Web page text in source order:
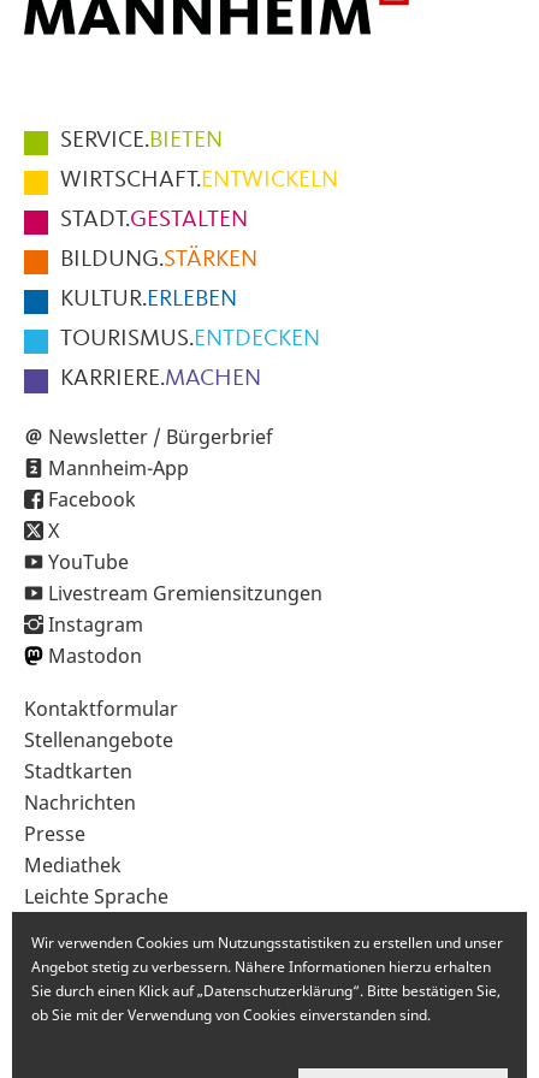
Hauptmenüpunkte
im
Fußbereich
der
Seite
SERVICE.BIETEN
WIRTSCHAFT.ENTWICKELN
STADT.GESTALTEN
BILDUNG.STÄRKEN
KULTUR.ERLEBEN
TOURISMUS.ENTDECKEN
KARRIERE.MACHEN
Newsletter / Bürgerbrief
Mannheim-App
Facebook
X
YouTube
Livestream Gremiensitzungen
Instagram
Mastodon
Sekundärnavigation
im
Fußbereich
Kontaktformular
Stellenangebote
Stadtkarten
Nachrichten
Presse
Mediathek
Leichte Sprache
Wir verwenden Cookies um Nutzungsstatistiken zu erstellen und unser
Angebot stetig zu verbessern. Nähere Informationen hierzu erhalten
Sie durch einen Klick auf „Datenschutzerklärung“. Bitte bestätigen Sie,
ob Sie mit der Verwendung von Cookies einverstanden sind.